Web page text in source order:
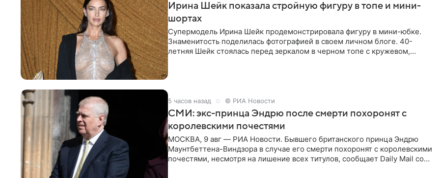
Ирина Шейк показала стройную фигуру в топе и мини-
шортах
Супермодель Ирина Шейк продемонстрировала фигуру в мини-юбке.
Знаменитость поделилась фотографией в своем личном блоге. 40-
летняя Шейк стоялась перед зеркалом в черном топе с кружевом,
5 часов назад © РИА Новости
СМИ: экс-принца Эндрю после смерти похоронят с
королевскими почестями
МОСКВА, 9 авг — РИА Новости. Бывшего британского принца Эндрю
Маунтбеттена-Виндзора в случае его смерти похоронят с королевскими
почестями, несмотря на лишение всех титулов, сообщает Daily Mail со